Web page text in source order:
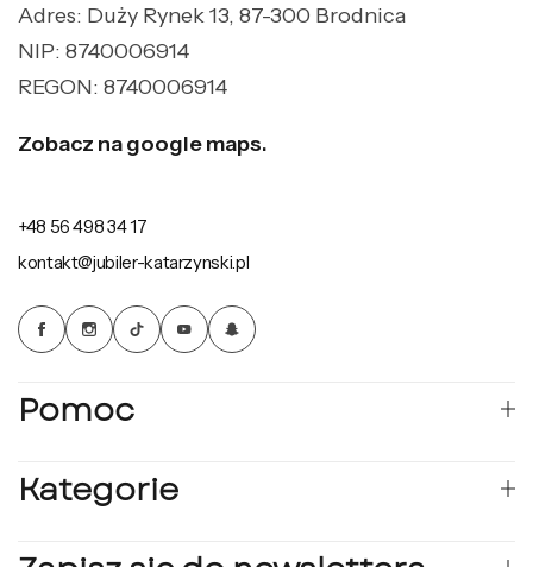
Adres: Duży Rynek 13, 87-300 Brodnica
NIP: 8740006914
REGON: 8740006914
Zobacz na google maps.
+48 56 498 34 17
kontakt@jubiler-katarzynski.pl
Pomoc
Kategorie